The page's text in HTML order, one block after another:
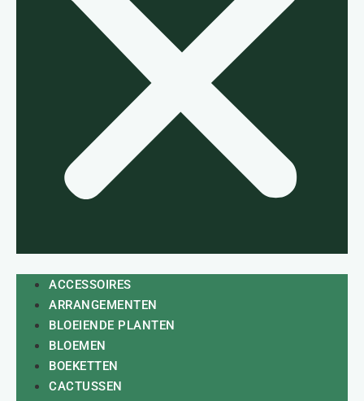
ACCESSOIRES
ARRANGEMENTEN
BLOEIENDE PLANTEN
BLOEMEN
BOEKETTEN
CACTUSSEN